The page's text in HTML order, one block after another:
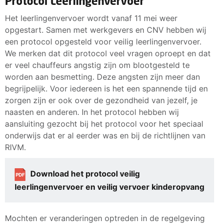
Check dus of jouw loon van april overeenkomt met dat
van januari. Is dat niet zo en ontvang je (veel) minder?
Meld het dan bij ons, zodat wij jouw werkgever aan
kunnen spreken.
corona te weinig werk is.
Worden er dus bij jou minuren verrekend in de periode
van de coronacrisis en heeft jouw werkgever wel een
beroep gedaan op de NOW? Meld je dan bij ons.
bedrijf te verstrekken om de boel draaiende te houden.
De werkgever kan gebruikmaken van de maatregelen
die door het kabinet zijn genomen om door de crisis
heen te komen en hoort niet nu bij jou aan te kloppen.
Krijg jij in mei je vakantiegeld niet of niet volledig, meld
het dan bij ons! Dan maken we er samen werk van om
jouw geld alsnog te krijgen.
Het leerlingenvervoer wordt vanaf 11 mei weer
opgestart. Samen met werkgevers en CNV hebben wij
een protocol opgesteld voor veilig leerlingenvervoer.
We merken dat dit protocol veel vragen oproept en dat
er veel chauffeurs angstig zijn om blootgesteld te
worden aan besmetting. Deze angsten zijn meer dan
begrijpelijk. Voor iedereen is het een spannende tijd en
zorgen zijn er ook over de gezondheid van jezelf, je
naasten en anderen. In het protocol hebben wij
aansluiting gezocht bij het protocol voor het speciaal
onderwijs dat er al eerder was en bij de richtlijnen van
RIVM.
PDF
Download het protocol veilig
leerlingenvervoer en veilig vervoer kinderopvang
Mochten er veranderingen optreden in de regelgeving